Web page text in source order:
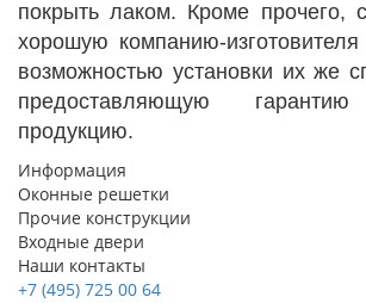
покрыть лаком. Кроме прочего,
хорошую компанию-
возможностью установки их же
предоставляющую
продукцию.
Информация
Оконные решетки
Прочие конструкции
Входные двери
Наши контакты
+7 (495) 725 00 64